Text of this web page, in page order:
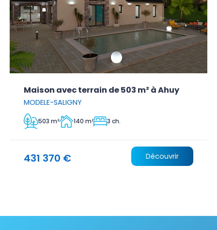
Maison avec terrain de 503 m² à Ahuy
MODELE-SALIGNY
503 m² 140 m² 3 ch.
431 370 € Découvrir